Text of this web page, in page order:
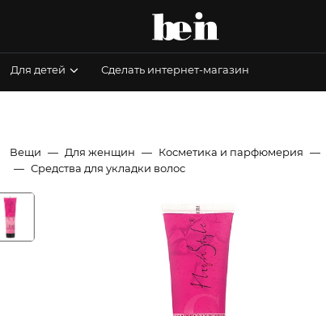
Для детей Сделать интернет-магазин
Вещи Для женщин Косметика и парфюмерия
Средства для укладки волос